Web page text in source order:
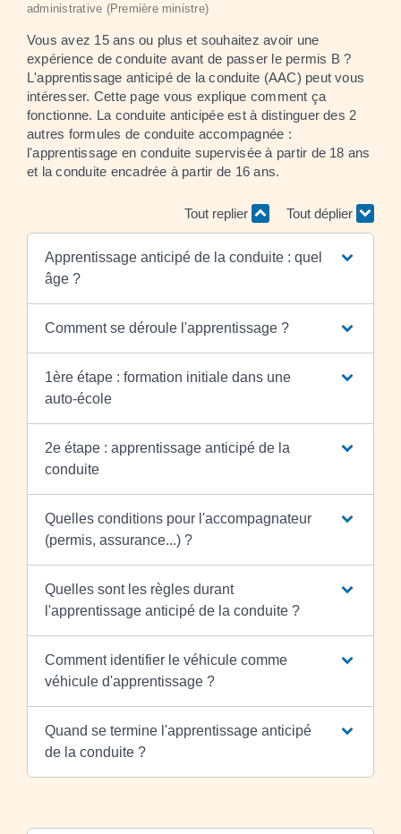
administrative (Première ministre)
Vous avez 15 ans ou plus et souhaitez avoir une
expérience de conduite avant de passer le permis B ?
L'apprentissage anticipé de la conduite (AAC) peut vous
intéresser. Cette page vous explique comment ça
fonctionne. La conduite anticipée est à distinguer des 2
autres formules de conduite accompagnée :
l'apprentissage en conduite supervisée à partir de 18 ans
et la conduite encadrée à partir de 16 ans.
Tout replier Tout déplier
Apprentissage anticipé de la conduite : quel
âge ?
Comment se déroule l'apprentissage ?
1ère étape : formation initiale dans une
auto-école
2e étape : apprentissage anticipé de la
conduite
Quelles conditions pour l'accompagnateur
(permis, assurance...) ?
Quelles sont les règles durant
l'apprentissage anticipé de la conduite ?
Comment identifier le véhicule comme
véhicule d'apprentissage ?
Quand se termine l'apprentissage anticipé
de la conduite ?